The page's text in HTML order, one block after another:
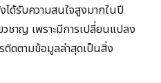
ได้รับความสนใจสูงมากในปี
ชาญ เพราะมีการเปลี่ยนแปลง
ดตามข้อมูลล่าสุดเป็นสิ่ง